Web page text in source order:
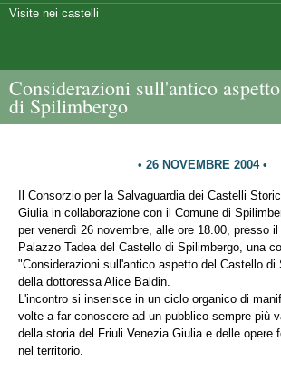
Visite nei castelli
Considerazioni sull'antico
di Spilimbergo
26 NOVEMBRE 2004
Il Consorzio per la Salvaguardia dei Castelli
Giulia in collaborazione con il Comune di
per venerdì 26 novembre, alle ore 18.00, presso il
Palazzo Tadea del Castello di Spilimbergo, una
"Considerazioni sull'antico aspetto del Castello di
della dottoressa Alice Baldin.
L'incontro si inserisce in un ciclo organico di
volte a far conoscere ad un pubblico sempre più
della storia del Friuli Venezia Giulia e delle opere
nel territorio.